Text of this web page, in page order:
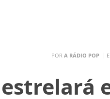
POR A RÁDIO POP